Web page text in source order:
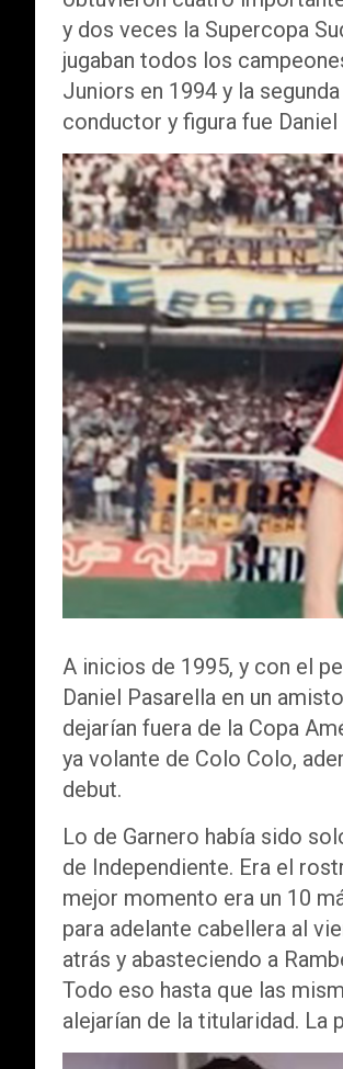
y dos veces la Supercopa
jugaban todos los
Juniors en 1994 y la
conductor y figura fue Daniel
A inicios de 1995, y con el
Daniel Pasarella en un
dejarían fuera de la Copa
ya volante de Colo Colo,
debut.
Lo de Garnero había sido
de Independiente. Era el
mejor momento era un 10
para adelante cabellera al
atrás y abasteciendo a
Todo eso hasta que las
alejarían de la titularidad. La